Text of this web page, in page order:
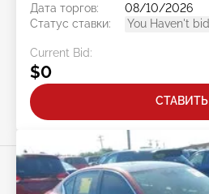
Дата торгов:
08/10/2026
Статус ставки:
You Haven't bid
Current Bid:
$0
СТАВИТЬ